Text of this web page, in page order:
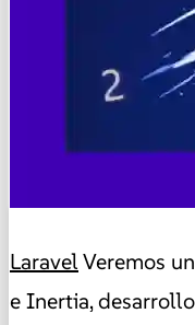
LaravelVeremos
e Inertia,